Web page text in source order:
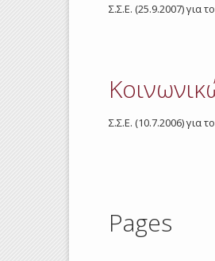
Σ.Σ.Ε. (25.9.2007) για
Σ.Σ.Ε. (10.7.2006) για
Pages